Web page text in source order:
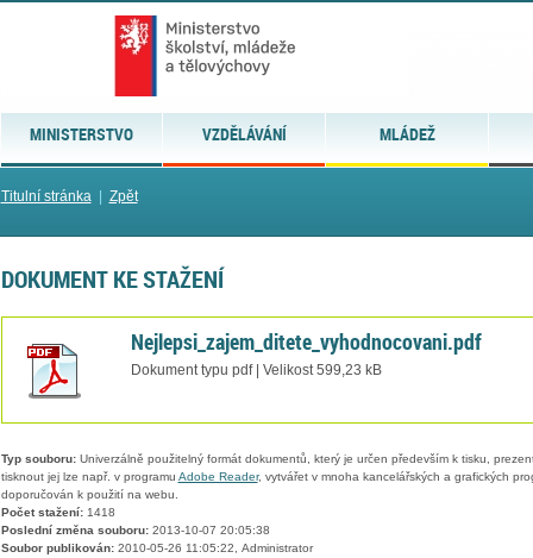
MINISTERSTVO VZDĚLÁVÁNÍ MLÁDEŽ
Titulní stránka| Zpět
DOKUMENT KE STAŽENÍ
Nejlepsi_zajem_ditete_vyhodnocovani.pdf
Dokument typu pdf | Velikost 599,23 kB
Typ souboru:Univerzálně použitelný formát dokumentů, který je určen především k tisku,
tisknout jej lze např. v programu Adobe Reader, vytvářet v mnoha kancelářských a grafických
doporučován k použití na webu.
Počet stažení:1418
Poslední změna souboru:2013-10-07 20:05:38
Soubor publikován:2010-05-26 11:05:22, Administrator